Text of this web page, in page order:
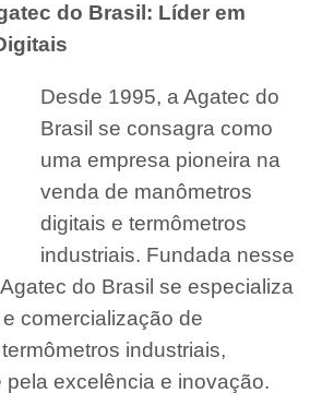
do Brasil: Líder em
Desde 1995, a Agatec do
Brasil se consagra como
uma empresa pioneira na
venda de manômetros
digitais e termômetros
industriais. Fundada nesse
do Brasil se especializa
comercialização de
industriais,
excelência e inovação.